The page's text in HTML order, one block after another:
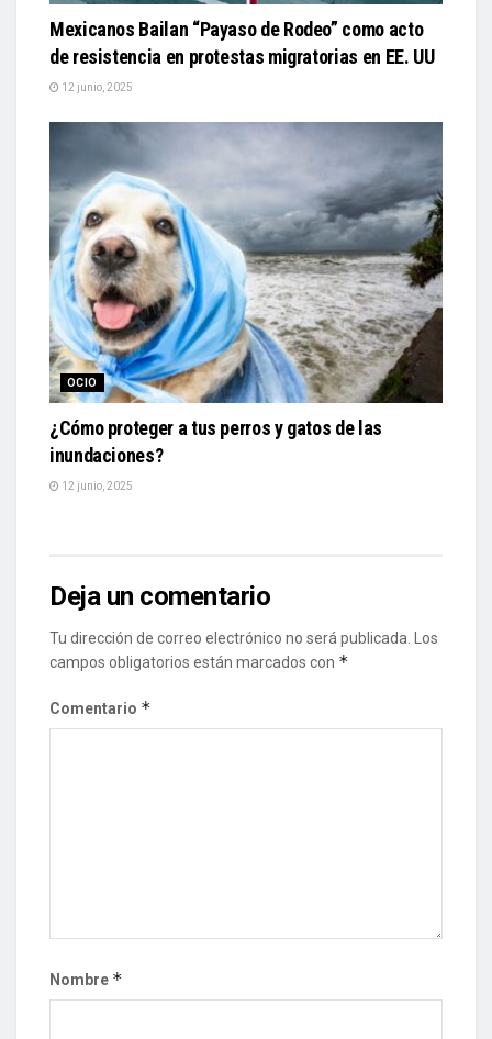
Mexicanos Bailan “Payaso de Rodeo” como acto
de resistencia en protestas migratorias en EE. UU
12 junio, 2025
OCIO
¿Cómo proteger a tus perros y gatos de las
inundaciones?
12 junio, 2025
Deja un comentario
Tu dirección de correo electrónico no será publicada.
Los
campos obligatorios están marcados con *
Comentario *
Nombre *